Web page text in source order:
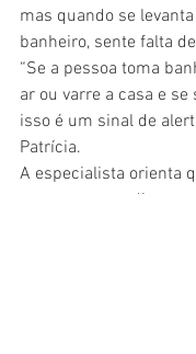
mas quando se
banheiro, sente falta
“Se a pessoa toma
ar ou varre a casa e se
isso é um sinal de
Patrícia.
A especialista orienta
procurem